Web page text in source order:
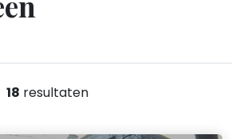
18 resultaten